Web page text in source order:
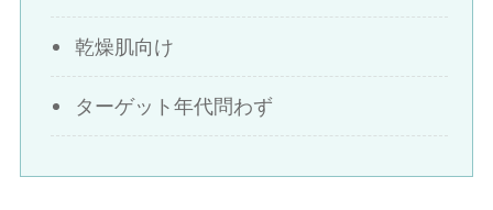
乾燥肌向け
ターゲット年代問わず